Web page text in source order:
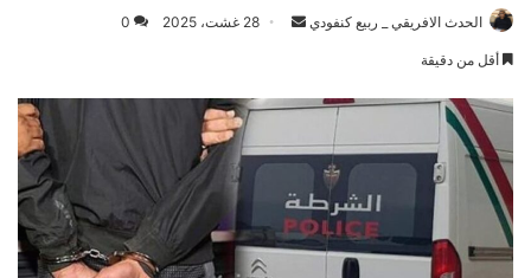
الحدث الافريقي _ ربيع كنفودي
Send28 غشت، 2025 0
أقل من دقيقة